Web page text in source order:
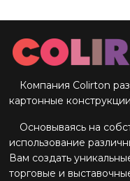
Компания Colirton
картонные
Основываясь на
использование
Вам создать
торговые и